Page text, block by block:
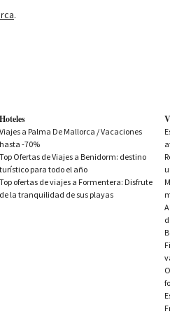
.
Hoteles
Viajes a Palma De Mallorca / Vacaciones
hasta -70%
Top Ofertas de Viajes a Benidorm: destino
turístico para todo el año
Top ofertas de viajes a Formentera: Disfrute
de la tranquilidad de sus playas